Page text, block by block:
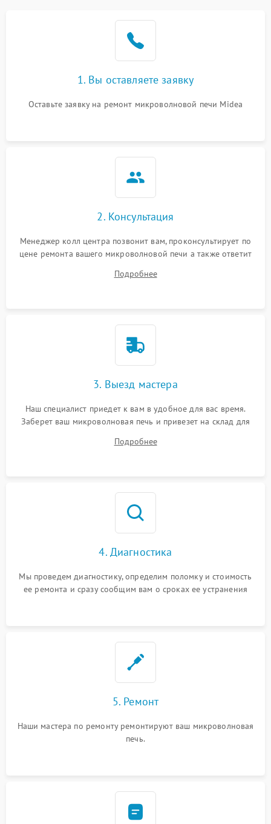
2200 ₽
Не работают сенсорные
1000 ₽
1. Вы оставляете заявку
Оставьте заявку на ремонт микроволновой печи Midea
2. Консультация
Менеджер колл центра позвонит вам, проконсультирует по
цене ремонта вашего микроволновой печи а также ответит
Подробнее
3. Выезд мастера
Наш специалист приедет к вам в удобное для вас время.
Заберет ваш микроволновая печь и привезет на склад для
Подробнее
4. Диагностика
Мы проведем диагностику, определим поломку и стоимость
ее ремонта и сразу сообщим вам о сроках ее устранения
5. Ремонт
Наши мастера по ремонту ремонтируют ваш микроволновая
печь.